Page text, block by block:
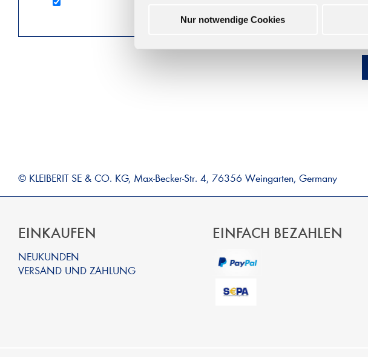
Nur notwendige Cookies
© KLEIBERIT SE & CO. KG, Max-Becker-Str. 4, 76356 Weingarten, Germany
EINKAUFEN
NEUKUNDEN
VERSAND UND ZAHLUNG
EINFACH BEZAHLEN